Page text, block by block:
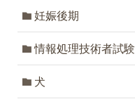
妊娠後期
情報処理技術者試験
犬